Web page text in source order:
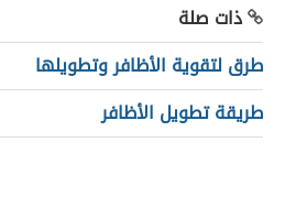
ذات صلة
طرق لتقوية الأظافر وتطويلها
طريقة تطويل الأظافر